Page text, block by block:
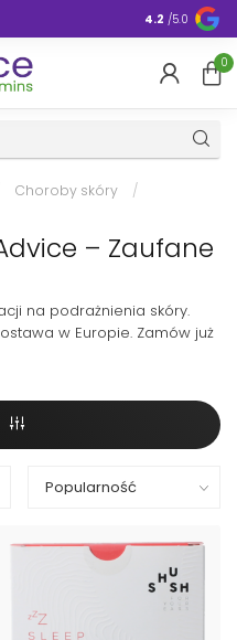
4.2 /5.0
0
Choroby skóry
/
– Zaufane
na podrażnienia skóry.
w Europie. Zamów już